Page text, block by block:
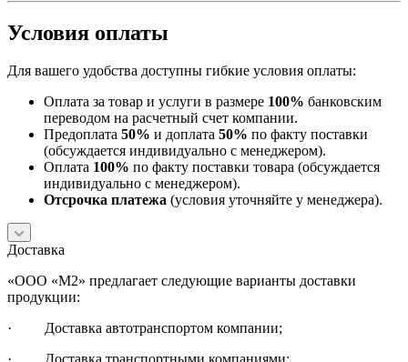
Условия оплаты
Для вашего удобства доступны гибкие условия оплаты:
Оплата за товар и услуги в размере 100% банковским
переводом на расчетный счет компании.
Предоплата 50% и доплата 50% по факту поставки
(обсуждается индивидуально с менеджером).
Оплата 100% по факту поставки товара (обсуждается
индивидуально с менеджером).
Отсрочка платежа (условия уточняйте у менеджера).
Доставка
«ООО «М2» предлагает следующие варианты доставки
продукции:
· Доставка автотранспортом компании;